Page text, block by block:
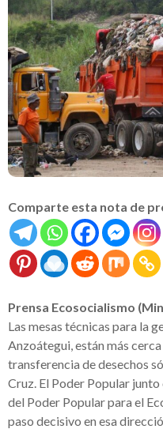
Comparte esta nota de
Prensa Ecosocialismo
Las mesas técnicas para la
Anzoátegui, están más
transferencia de desechos
Cruz. El Poder Popular
del Poder Popular para el
paso decisivo en esa